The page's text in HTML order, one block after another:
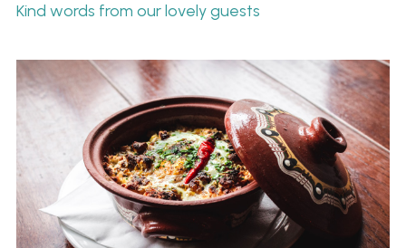
Επικοινωνία
Search
GR
GR
ENG
Kind words from our lovely guests